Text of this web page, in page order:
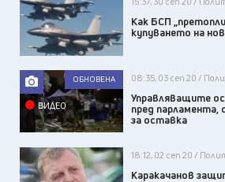
Как БСП
купуването на
ВИДЕО
ОБНОВЕНА 08:35, 03 сеп 20 /
Управляващите
пред
за оставка
18:12, 02 сеп 20 /
Каракачанов